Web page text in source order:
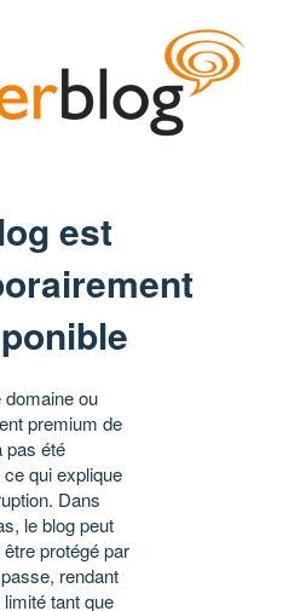
est
domaine ou
premium de
pas été
qui explique
Dans
le blog peut
protégé par
rendant
tant que